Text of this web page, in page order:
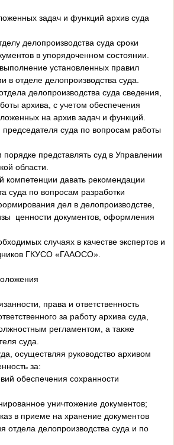
задач и функций архив суда
делопроизводства суда сроки
в упорядоченном состоянии.
установленных правил
в отделе делопроизводства суда.
делопроизводства суда сведения,
архива, с учетом обеспечения
на архив задач и функций.
суда по вопросам работы
представлять суд в Управлении
области.
компетенции давать рекомендации
суда по вопросам разработки
дел в делопроизводстве,
ценности документов, оформления
случаях в качестве экспертов и
ГКУСО «ГААОСО».
права и ответственность
за работу архива суда,
регламентом, а также
суда.
осуществляя руководство архивом
за:
обеспечения сохранности
уничтожение документов;
в приеме на хранение документов
отдела делопроизводства суда и по